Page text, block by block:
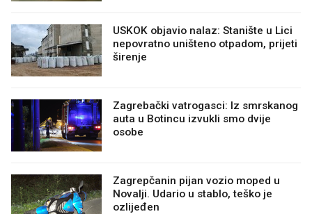
USKOK objavio nalaz: Stanište u Lici
nepovratno uništeno otpadom, prijeti
širenje
Zagrebački vatrogasci: Iz smrskanog
auta u Botincu izvukli smo dvije
osobe
Zagrepčanin pijan vozio moped u
Novalji. Udario u stablo, teško je
ozlijeđen